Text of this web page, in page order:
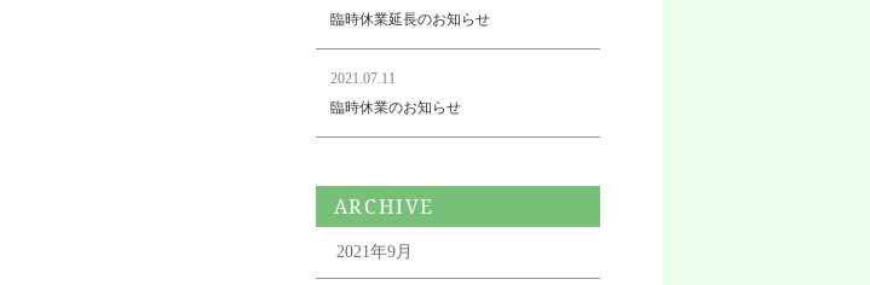
臨時休業延長のお知らせ
2021.07.11
臨時休業のお知らせ
ARCHIVE
2021年9月